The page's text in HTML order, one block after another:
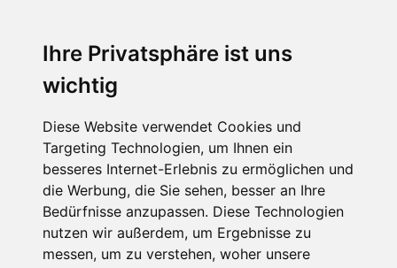
Ihre Privatsphäre ist uns
wichtig
Diese Website verwendet Cookies und
Targeting Technologien, um Ihnen ein
besseres Internet-Erlebnis zu ermöglichen und
die Werbung, die Sie sehen, besser an Ihre
Bedürfnisse anzupassen. Diese Technologien
nutzen wir außerdem, um Ergebnisse zu
messen, um zu verstehen, woher unsere
Rufen Sie einfach an oder nutzen Sie unser Kontaktformular
17.05.2018 - SVI
Änderung/Anpassung
Datenschutz Aufgrund DSGVO
Satzung